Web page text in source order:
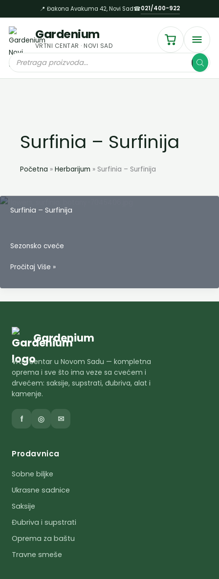
на
садржај
📍 Đakona Avakuma 42, Novi Sad☎021/400-922
Gardenium
VRTNI CENTAR · NOVI SAD
Products
search
Surfinia – Surfinija
Početna Herbarijum Surfinia – Surfinija
Surfinia – Surfinija
Sezonsko cveće
Surfinia
Surfinija
Pročitaj Više »
Gardenium
Vrtni centar u Novom Sadu — kompletna
oprema i sve što ima veze sa cvećem i
drvećem: saksije, supstrati, đubriva, alat i
kamenje.
f ◎ ✉
Prodavnica
Sobne biljke
Ukrasne sadnice
Saksije
Đubriva i supstrati
Oprema za baštu
Travne smeše